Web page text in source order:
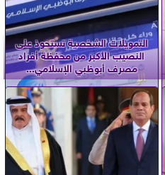
التمويلات الشخصية تستحوذ على
النصيب الأكبر من محفظة أفراد
مصرف أبوظبي الإسلامي...